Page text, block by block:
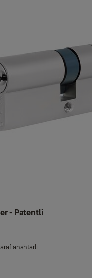
- Patentli
anahtarlı